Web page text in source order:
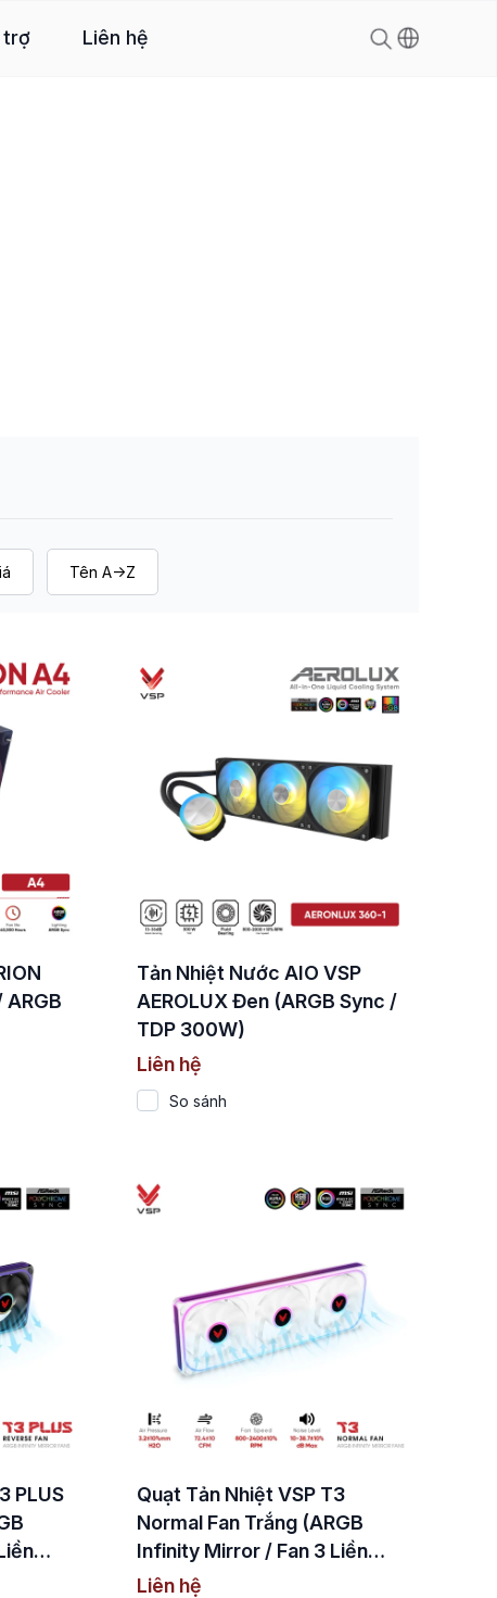
trợ Liên hệ
Tên A->Z
Tản Nhiệt Nước AIO VSP
AEROLUX Đen (ARGB Sync /
TDP 300W)
Liên hệ
So sánh
PLUS
Quạt Tản Nhiệt VSP T3
Normal Fan Trắng (ARGB
Infinity Mirror / Fan 3 Liền
Khối)
Liên hệ